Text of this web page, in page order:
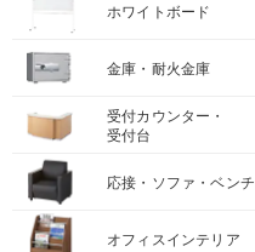
ホワイトボード
金庫・耐火金庫
受付カウンター・
受付台
応接・ソファ・ベンチ
オフィスインテリア